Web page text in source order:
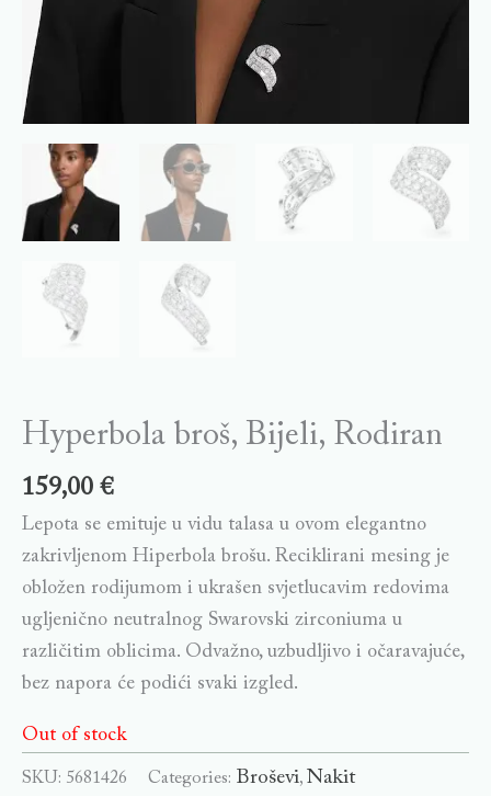
Hyperbola broš, Bijeli, Rodiran
159,00 €
Lepota se emituje u vidu talasa u ovom elegantno
zakrivljenom Hiperbola brošu. Reciklirani mesing je
obložen rodijumom i ukrašen svjetlucavim redovima
ugljenično neutralnog Swarovski zirconiuma u ​​
različitim oblicima. Odvažno, uzbudljivo i očaravajuće,
bez napora će podići svaki izgled.
Out of stock
SKU: 5681426 Categories: Broševi, Nakit